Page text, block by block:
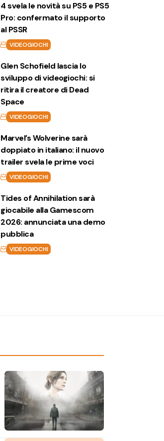
4 svela le novità su PS5 e PS5
Pro: confermato il supporto
al PSSR
VIDEOGIOCHI
Glen Schofield lascia lo
sviluppo di videogiochi: si
ritira il creatore di Dead
Space
VIDEOGIOCHI
Marvel’s Wolverine sarà
doppiato in italiano: il nuovo
trailer svela le prime voci
VIDEOGIOCHI
Tides of Annihilation sarà
giocabile alla Gamescom
2026: annunciata una demo
pubblica
VIDEOGIOCHI